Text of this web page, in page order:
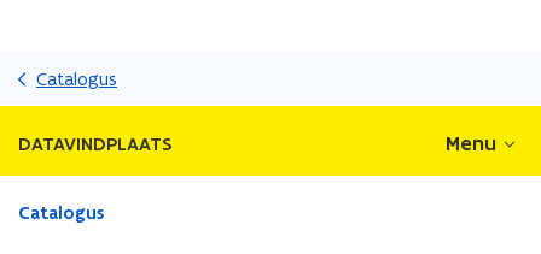
gaan
Catalogus
DATAVINDPLAATS Menu
Gedaan
Catalogus